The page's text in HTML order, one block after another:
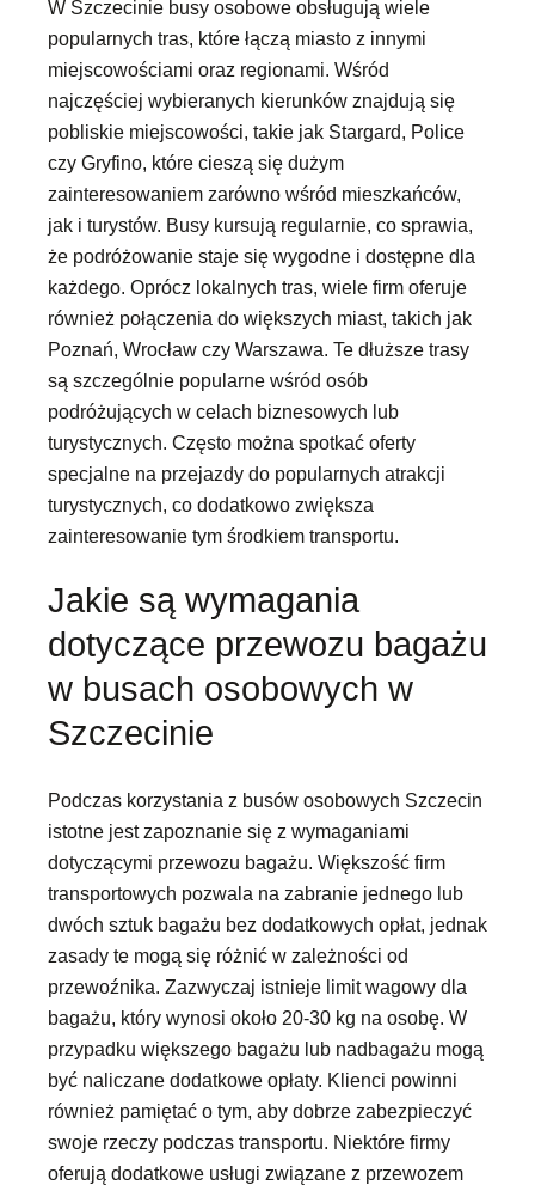
W Szczecinie busy osobowe obsługują wiele
popularnych tras, które łączą miasto z innymi
miejscowościami oraz regionami. Wśród
najczęściej wybieranych kierunków znajdują się
pobliskie miejscowości, takie jak Stargard, Police
czy Gryfino, które cieszą się dużym
zainteresowaniem zarówno wśród mieszkańców,
jak i turystów. Busy kursują regularnie, co sprawia,
że podróżowanie staje się wygodne i dostępne dla
każdego. Oprócz lokalnych tras, wiele firm oferuje
również połączenia do większych miast, takich jak
Poznań, Wrocław czy Warszawa. Te dłuższe trasy
są szczególnie popularne wśród osób
podróżujących w celach biznesowych lub
turystycznych. Często można spotkać oferty
specjalne na przejazdy do popularnych atrakcji
turystycznych, co dodatkowo zwiększa
zainteresowanie tym środkiem transportu.
Jakie są wymagania
dotyczące przewozu bagażu
w busach osobowych w
Szczecinie
Podczas korzystania z busów osobowych Szczecin
istotne jest zapoznanie się z wymaganiami
dotyczącymi przewozu bagażu. Większość firm
transportowych pozwala na zabranie jednego lub
dwóch sztuk bagażu bez dodatkowych opłat, jednak
zasady te mogą się różnić w zależności od
przewoźnika. Zazwyczaj istnieje limit wagowy dla
bagażu, który wynosi około 20-30 kg na osobę. W
przypadku większego bagażu lub nadbagażu mogą
być naliczane dodatkowe opłaty. Klienci powinni
również pamiętać o tym, aby dobrze zabezpieczyć
swoje rzeczy podczas transportu. Niektóre firmy
oferują dodatkowe usługi związane z przewozem